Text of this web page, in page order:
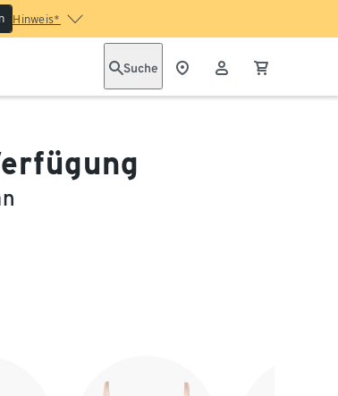
Hinweis*
Suche